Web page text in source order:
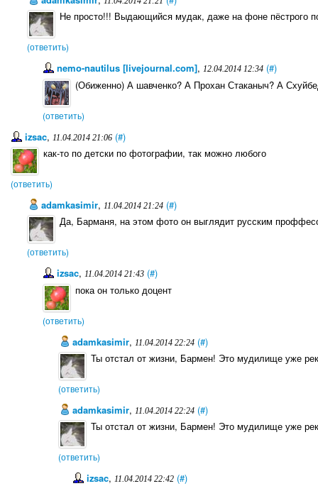
Не просто!!! Выдающийся мудак, даже на фоне пёстрого
(ответить)
nemo-nautilus [livejournal.com],12.04.2014 12:34 (#)
(Обиженно) А шавченко? А Прохан Стаканыч? А
(ответить)
izsac, 11.04.2014 21:06 (#)
как-то по детски по фотографии, так можно любого
(ответить)
adamkasimir, 11.04.2014 21:24 (#)
Да, Барманя, на этом фото он выглядит русским
(ответить)
izsac,11.04.2014 21:43 (#)
пока он только доцент
(ответить)
adamkasimir, 11.04.2014 22:24 (#)
Ты отстал от жизни, Бармен! Это мудилище уже
(ответить)
adamkasimir, 11.04.2014 22:24 (#)
Ты отстал от жизни, Бармен! Это мудилище уже
(ответить)
izsac,11.04.2014 22:42 (#)